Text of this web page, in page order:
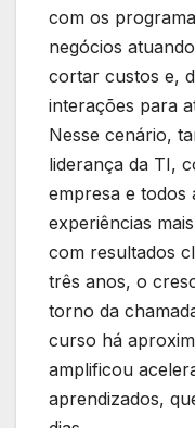
com os
negócios
cortar custos e,
interações para
Nesse cenário,
liderança da TI,
empresa e
experiências
com resultados
três anos, o
torno da
curso há
amplificou
aprendizados,